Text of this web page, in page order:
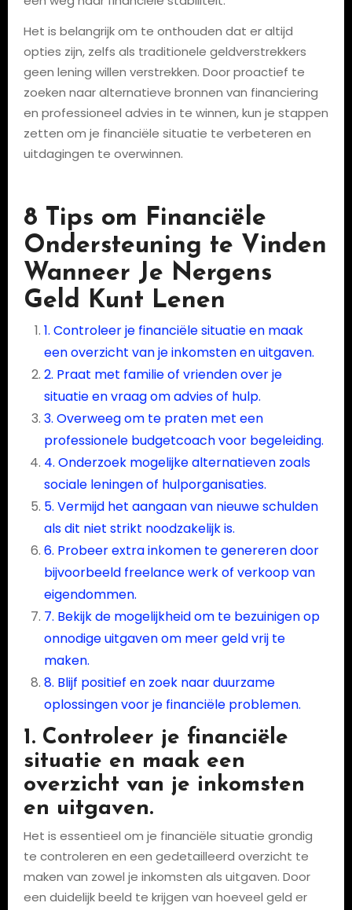
Het is belangrijk om te onthouden dat er altijd
opties zijn, zelfs als traditionele geldverstrekkers
geen lening willen verstrekken. Door proactief te
zoeken naar alternatieve bronnen van financiering
en professioneel advies in te winnen, kun je stappen
zetten om je financiële situatie te verbeteren en
uitdagingen te overwinnen.
8 Tips om Financiële
Ondersteuning te Vinden
Wanneer Je Nergens
Geld Kunt Lenen
1. Controleer je financiële situatie en maak
een overzicht van je inkomsten en uitgaven.
2. Praat met familie of vrienden over je
situatie en vraag om advies of hulp.
3. Overweeg om te praten met een
professionele budgetcoach voor begeleiding.
4. Onderzoek mogelijke alternatieven zoals
sociale leningen of hulporganisaties.
5. Vermijd het aangaan van nieuwe schulden
als dit niet strikt noodzakelijk is.
6. Probeer extra inkomen te genereren door
bijvoorbeeld freelance werk of verkoop van
eigendommen.
7. Bekijk de mogelijkheid om te bezuinigen op
onnodige uitgaven om meer geld vrij te
maken.
8. Blijf positief en zoek naar duurzame
oplossingen voor je financiële problemen.
1. Controleer je financiële
situatie en maak een
overzicht van je inkomsten
en uitgaven.
Het is essentieel om je financiële situatie grondig
te controleren en een gedetailleerd overzicht te
maken van zowel je inkomsten als uitgaven. Door
een duidelijk beeld te krijgen van hoeveel geld er